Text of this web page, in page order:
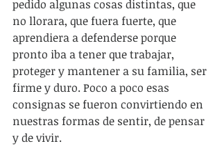
pedido algunas cosas distintas, que
no llorara, que fuera fuerte, que
aprendiera a defenderse porque
pronto iba a tener que trabajar,
proteger y mantener a su familia, ser
firme y duro. Poco a poco esas
consignas se fueron convirtiendo en
nuestras formas de sentir, de pensar
y de vivir.